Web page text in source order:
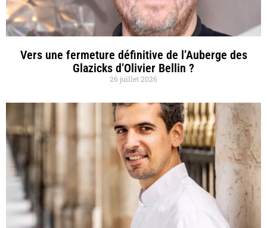
Vers une fermeture définitive de l’Auberge des
Glazicks d’Olivier Bellin ?
26 juillet 2026